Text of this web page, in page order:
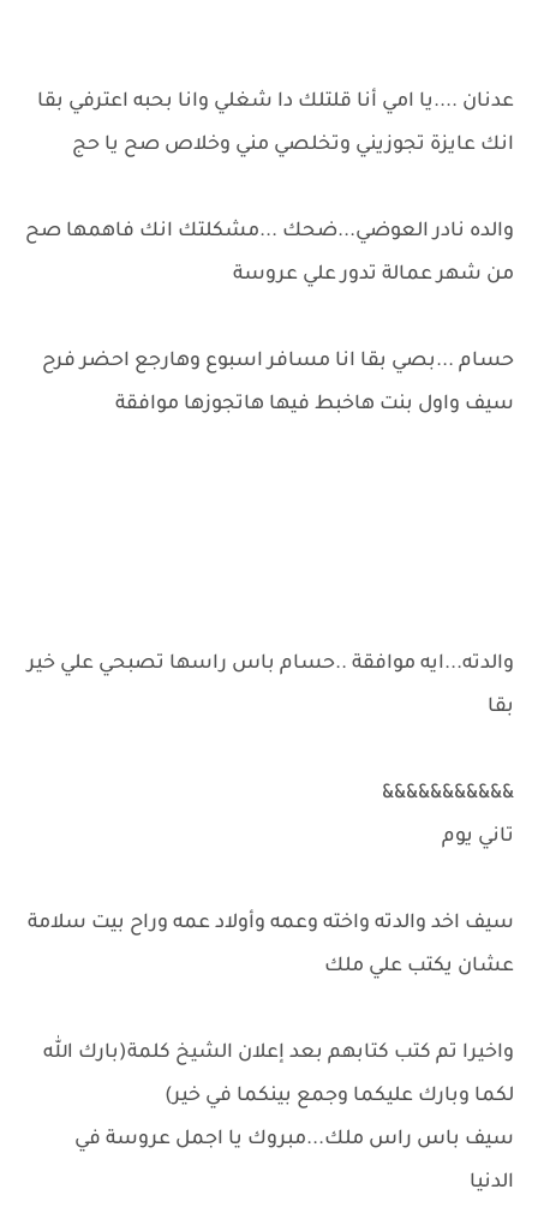
عدنان ....يا امي أنا قلتلك دا شغلي وانا بحبه اعترفي بقا
انك عايزة تجوزيني وتخلصي مني وخلاص صح يا حج
والده نادر العوضي...ضحك ...مشكلتك انك فاهمها صح
من شهر عمالة تدور علي عروسة
حسام ...بصي بقا انا مسافر اسبوع وهارجع احضر فرح
سيف واول بنت هاخبط فيها هاتجوزها موافقة
والدته...ايه موافقة ..حسام باس راسها تصبحي علي خير
بقا
&&&&&&&&&&&
تاني يوم
سيف اخد والدته واخته وعمه وأولاد عمه وراح بيت سلامة
عشان يكتب علي ملك
واخيرا تم كتب كتابهم بعد إعلان الشيخ كلمة(بارك الله
لكما وبارك عليكما وجمع بينكما في خير)
سيف باس راس ملك...مبروك يا اجمل عروسة في
الدنيا